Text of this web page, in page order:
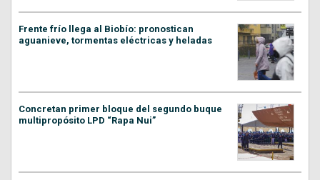
Frente frío llega al Biobío: pronostican
aguanieve, tormentas eléctricas y heladas
Concretan primer bloque del segundo buque
multipropósito LPD “Rapa Nui”